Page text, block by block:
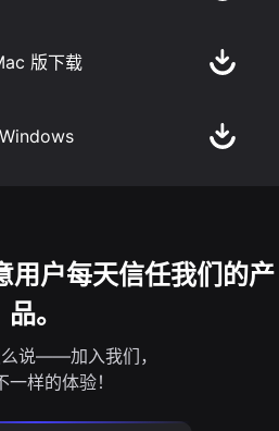
版下载
Windows
用户每天信任我们的产
品。
说——加入我们，
一样的体验！